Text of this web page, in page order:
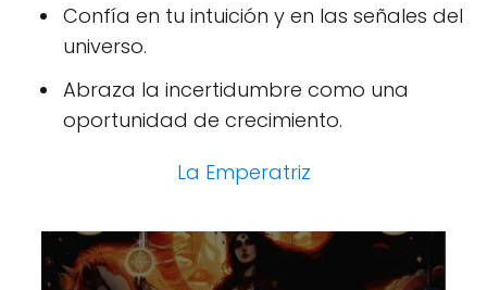
Confía en tu intuición y en las señales del
universo.
Abraza la incertidumbre como una
oportunidad de crecimiento.
La Emperatriz